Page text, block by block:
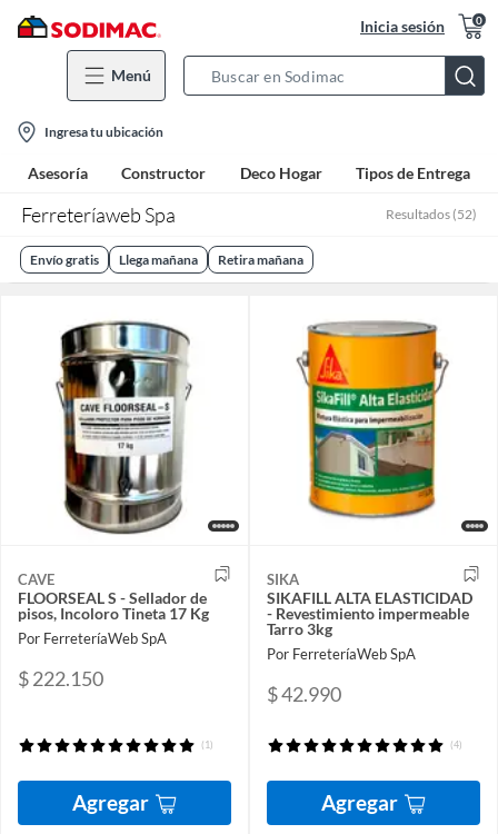
Inicia sesión 0
Menú
Bar
location-
icon
Ingresa tu ubicación
Asesoría Constructor Deco Hogar Tipos de Entrega
Ferreteríaweb Spa Resultados (52)
Envío gratis Llega mañana Retira mañana
CAVE
FLOORSEAL S - Sellador de
pisos, Incoloro Tineta 17 Kg
Por FerreteríaWeb SpA
$ 222.150
(1)
Agregar
SIKA
SIKAFILL ALTA ELASTICIDAD
- Revestimiento impermeable
Tarro 3kg
Por FerreteríaWeb SpA
$ 42.990
(4)
Agregar